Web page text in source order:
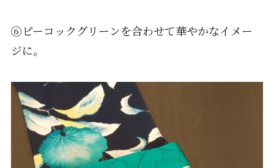
⑥ピーコックグリーンを合わせて華やかなイメー
ジに。